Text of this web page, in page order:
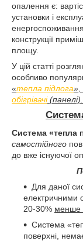
опалення є:
установки і
конструкції
площу.
У цій статті
особливо
«тепла підлога»,
обігрівачі(панелі).
Система «тепла
самостійного
до вже існуючої
Для даної
електричними
20-30% менше
Система
поверхні,